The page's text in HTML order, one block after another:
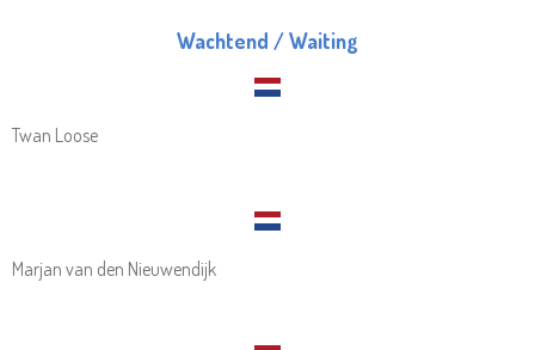
Wachtend / Waiting
Twan Loose
Marjan van den Nieuwendijk